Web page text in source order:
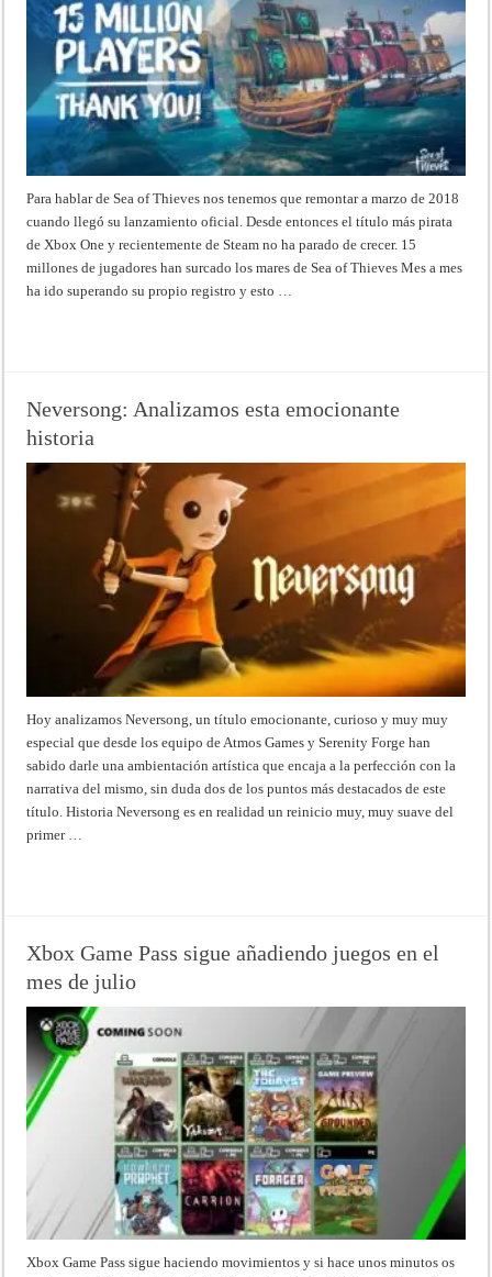
Para hablar de Sea of Thieves nos tenemos que remontar a marzo de 2018
cuando llegó su lanzamiento oficial. Desde entonces el título más pirata
de Xbox One y recientemente de Steam no ha parado de crecer. 15
millones de jugadores han surcado los mares de Sea of Thieves Mes a mes
ha ido superando su propio registro y esto …
Neversong: Analizamos esta emocionante
historia
Hoy analizamos Neversong, un título emocionante, curioso y muy muy
especial que desde los equipo de Atmos Games y Serenity Forge han
sabido darle una ambientación artística que encaja a la perfección con la
narrativa del mismo, sin duda dos de los puntos más destacados de este
título. Historia Neversong es en realidad un reinicio muy, muy suave del
primer …
Xbox Game Pass sigue añadiendo juegos en el
mes de julio
Xbox Game Pass sigue haciendo movimientos y si hace unos minutos os